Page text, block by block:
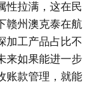
性拉满，这在民
赣州澳克泰在航
加工产品占比不
来如果能进一步
账款管理，就能